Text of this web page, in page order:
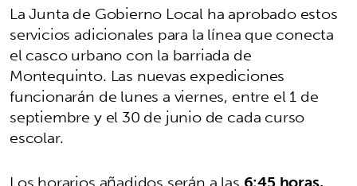
La Junta de Gobierno Local ha aprobado estos
servicios adicionales para la línea que conecta
el casco urbano con la barriada de
Montequinto. Las nuevas expediciones
funcionarán de lunes a viernes, entre el 1 de
septiembre y el 30 de junio de cada curso
escolar.